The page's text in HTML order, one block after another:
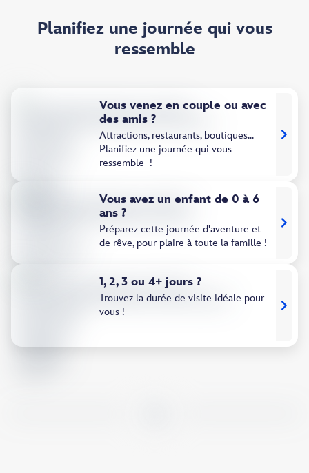
Planifiez une journée qui vous
ressemble
Vous venez en couple ou avec
des amis ?
Attractions, restaurants, boutiques...
Planifiez une journée qui vous
ressemble !
Vous avez un enfant de 0 à 6
ans ?
Préparez cette journée d'aventure et
de rêve, pour plaire à toute la famille !
1, 2, 3 ou 4+ jours ?
Trouvez la durée de visite idéale pour
vous !